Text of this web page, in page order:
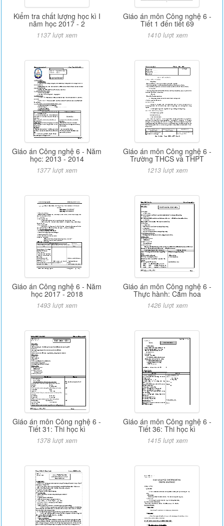
Kiểm tra chất lượng học kì I
năm học 2017 - 2
1137 lượt xem
Giáo án môn Công nghệ 6 -
Tiết 1 đến tiết 69
1410 lượt xem
Giáo án Công nghệ 6 - Năm
học: 2013 - 2014
1377 lượt xem
Giáo án môn Công nghệ 6 -
Trường THCS và THPT
1213 lượt xem
Giáo án Công nghệ 6 - Năm
học 2017 - 2018
1493 lượt xem
Giáo án môn Công nghệ 6 -
Thực hành: Cắm hoa
1426 lượt xem
Giáo án môn Công nghệ 6 -
Tiết 31: Thi học kì
1378 lượt xem
Giáo án môn Công nghệ 6 -
Tiết 36: Thi học kì
1415 lượt xem